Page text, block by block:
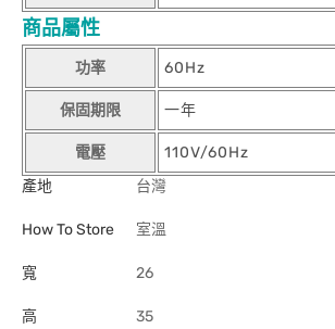
商品屬性
功率 60Hz
保固期限 一年
電壓
110V/60Hz
產地
台灣
How To Store 室溫
寬 26
高 35